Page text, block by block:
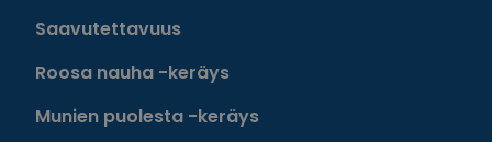
Saavutettavuus
Roosa nauha -keräys
Munien puolesta -keräys